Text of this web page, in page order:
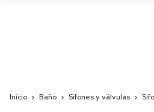
Inicio Baño Sifones y válvulas